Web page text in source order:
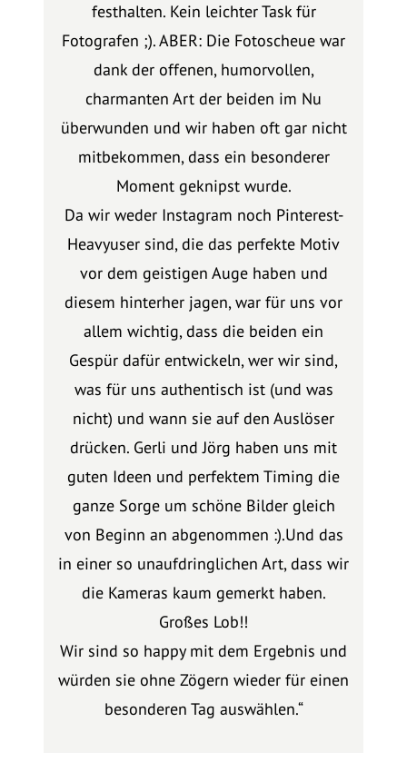
festhalten. Kein leichter Task für
Fotografen ;). ABER: Die Fotoscheue war
dank der offenen, humorvollen,
charmanten Art der beiden im Nu
überwunden und wir haben oft gar nicht
mitbekommen, dass ein besonderer
Moment geknipst wurde.
Da wir weder Instagram noch Pinterest-
Heavyuser sind, die das perfekte Motiv
vor dem geistigen Auge haben und
diesem hinterher jagen, war für uns vor
allem wichtig, dass die beiden ein
Gespür dafür entwickeln, wer wir sind,
was für uns authentisch ist (und was
nicht) und wann sie auf den Auslöser
drücken. Gerli und Jörg haben uns mit
guten Ideen und perfektem Timing die
ganze Sorge um schöne Bilder gleich
von Beginn an abgenommen :).Und das
in einer so unaufdringlichen Art, dass wir
die Kameras kaum gemerkt haben.
Großes Lob!!
Wir sind so happy mit dem Ergebnis und
würden sie ohne Zögern wieder für einen
besonderen Tag auswählen.“